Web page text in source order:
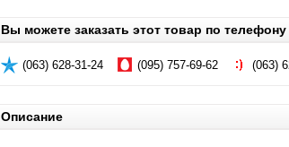
Вы можете заказать этот товар по телефону
(063) 628-31-24 (095) 757-69-62 (063)
Описание